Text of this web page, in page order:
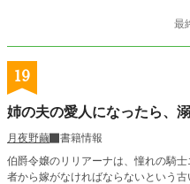
最
19
姉の夫の愛人になったら、
月夜野繭
書籍情報
伯爵令嬢のリリアーナは、憧れの騎
者から嫁がなければならないという